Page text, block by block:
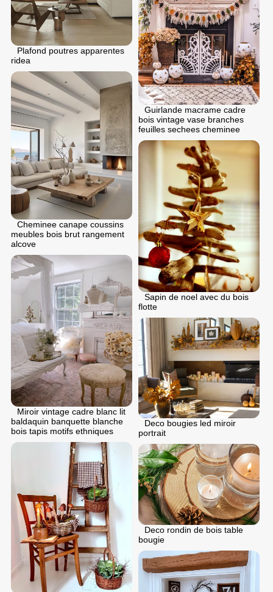
Plafond poutres apparentes
ridea
Guirlande macrame cadre
bois vintage vase branches
feuilles sechees cheminee
Cheminee canape coussins
meubles bois brut rangement
alcove
Sapin de noel avec du bois
flotte
Miroir vintage cadre blanc lit
baldaquin banquette blanche
bois tapis motifs ethniques
Deco bougies led miroir
portrait
Deco rondin de bois table
bougie